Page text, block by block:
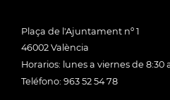
Plaça de l'Ajuntament nº 1
46002 València
Horarios: lunes a viernes de 8:30
Teléfono: 963 52 54 78